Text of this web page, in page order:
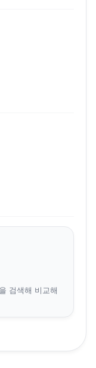
검색해 비교해